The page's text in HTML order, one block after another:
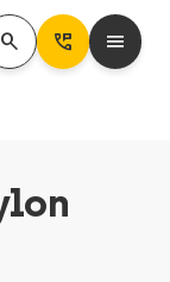
search Perm_Phone_Msg menu